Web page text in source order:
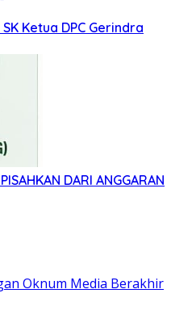
Ketua DPC Gerindra
DARI ANGGARAN